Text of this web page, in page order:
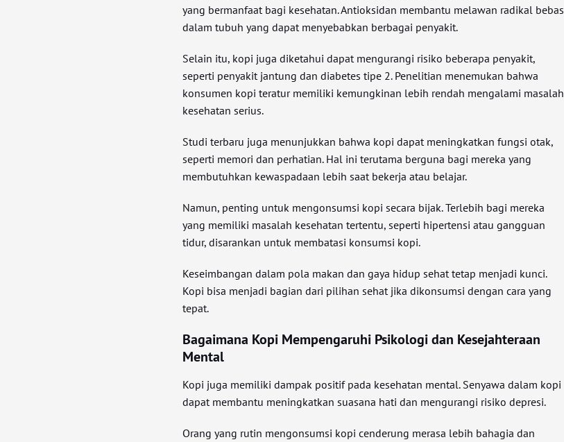
yang bermanfaat bagi kesehatan. Antioksidan membantu melawan radikal bebas
dalam tubuh yang dapat menyebabkan berbagai penyakit.
Selain itu, kopi juga diketahui dapat mengurangi risiko beberapa penyakit,
seperti penyakit jantung dan diabetes tipe 2. Penelitian menemukan bahwa
konsumen kopi teratur memiliki kemungkinan lebih rendah mengalami masalah
kesehatan serius.
Studi terbaru juga menunjukkan bahwa kopi dapat meningkatkan fungsi otak,
seperti memori dan perhatian. Hal ini terutama berguna bagi mereka yang
membutuhkan kewaspadaan lebih saat bekerja atau belajar.
Namun, penting untuk mengonsumsi kopi secara bijak. Terlebih bagi mereka
yang memiliki masalah kesehatan tertentu, seperti hipertensi atau gangguan
tidur, disarankan untuk membatasi konsumsi kopi.
Keseimbangan dalam pola makan dan gaya hidup sehat tetap menjadi kunci.
Kopi bisa menjadi bagian dari pilihan sehat jika dikonsumsi dengan cara yang
tepat.
Bagaimana Kopi Mempengaruhi Psikologi dan Kesejahteraan
Mental
Kopi juga memiliki dampak positif pada kesehatan mental. Senyawa dalam kopi
dapat membantu meningkatkan suasana hati dan mengurangi risiko depresi.
Orang yang rutin mengonsumsi kopi cenderung merasa lebih bahagia dan